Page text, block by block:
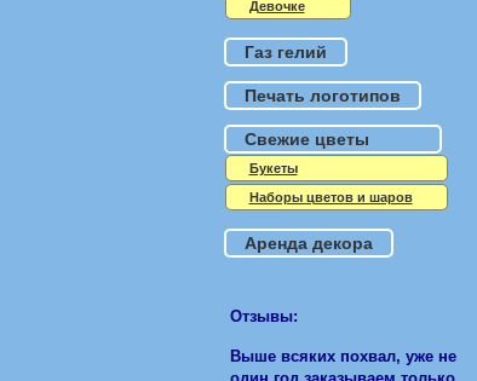
Девочке
Газ гелий
Печать логотипов
Свежие цветы
Букеты
Наборы цветов и шаров
Аренда декора
Отзывы:
Выше всяких похвал, уже не